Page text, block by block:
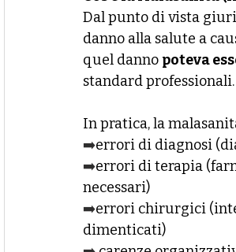
Dal punto di vista
danno alla salute a
quel danno poteva
standard professionali.
In pratica, la
➡️errori di diagnosi
➡️errori di terapia
necessari)
➡️errori chirurgici
dimenticati)